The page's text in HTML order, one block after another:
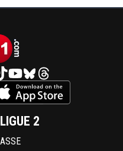
LIGUE 2
ASSE